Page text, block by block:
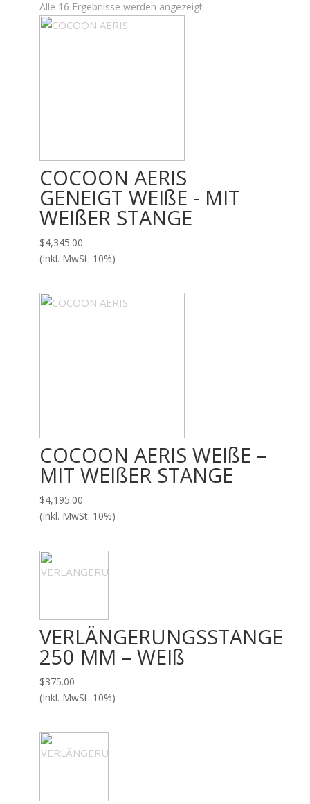
Alle 16 Ergebnisse werden angezeigtNach
COCOON AERIS
GENEIGT WEIßE - MIT
WEIßER STANGE
$4,345.00
(Inkl. MwSt: 10%)
COCOON AERIS WEIßE –
MIT WEIßER STANGE
$4,195.00
(Inkl. MwSt: 10%)
VERLÄNGERUNGSSTANGE
250 MM – WEIß
$375.00
(Inkl. MwSt: 10%)